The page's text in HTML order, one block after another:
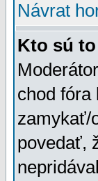
Návrat
Kto sú
chod fóra
zamykať/
povedať,